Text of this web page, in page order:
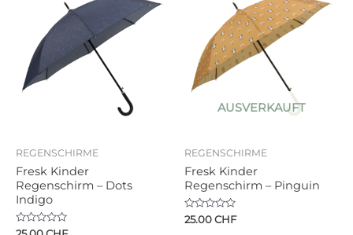
REGENSCHIRME
Fresk Kinder
Regenschirm – Dots
Indigo
Bewertet
AUSVERKAUFT
REGENSCHIRME
Fresk Kinder
Regenschirm – Pinguin
Bewertet
25.00CHF